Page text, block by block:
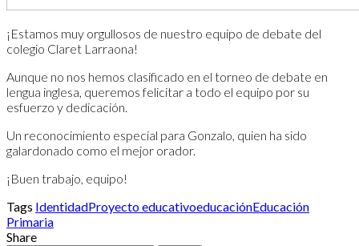
¡Estamos muy orgullosos de nuestro equipo de debate del
colegio Claret Larraona!
Aunque no nos hemos clasificado en el torneo de debate en
lengua inglesa, queremos felicitar a todo el equipo por su
esfuerzo y dedicación.
Un reconocimiento especial para Gonzalo, quien ha sido
galardonado como el mejor orador.
¡Buen trabajo, equipo!
Tags IdentidadProyecto educativoeducaciónEducación
Primaria
Share